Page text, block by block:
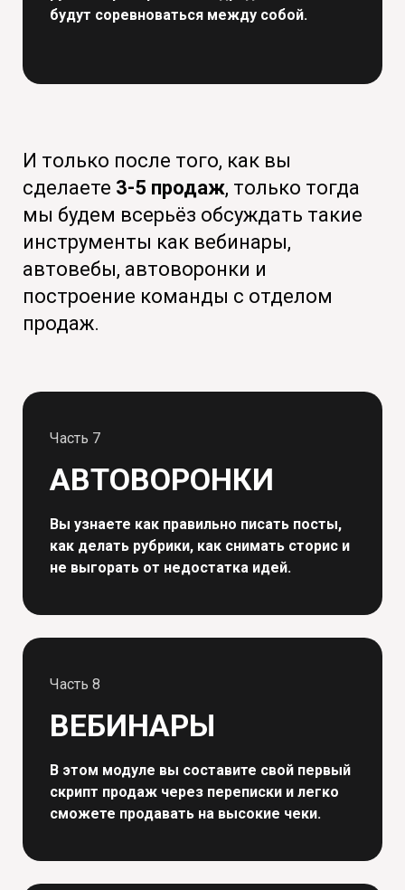
будут соревноваться между собой.
И только после того, как вы
сделаете 3-5 продаж, только тогда
мы будем всерьёз обсуждать такие
инструменты как вебинары,
автовебы, автоворонки и
построение команды с отделом
продаж.
Часть 7
АВТОВОРОНКИ
Вы узнаете как правильно писать посты,
как делать рубрики, как снимать сторис и
не выгорать от недостатка идей.
Часть 8
ВЕБИНАРЫ
В этом модуле вы составите свой первый
скрипт продаж через переписки и легко
сможете продавать на высокие чеки.